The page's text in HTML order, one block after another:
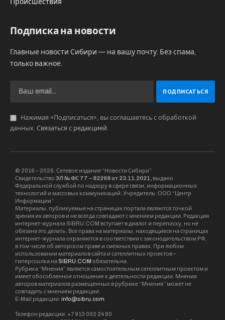
В Таджикистане проживает жена террориста
террористов и экстремистов
Росфинмониторинга), напавшего на “Крокус
Сити Холл” — она с четырьмя детьми (а на
подходе и пятый) осталась без семейной
поддержки.
Беременная супруга террориста не знала о
планах мужа устроить расправу над людьми.
находится в реанимации. Где сейчас ее четыре
ребенка — неизвестно.
Один из родственников Мирзоевых* заявил,
что вся семья отреклась от них после
случившегося.
Родные, у которых Мирзоев* нашел приют в
новосибирской квартире, осудили его
поступок и прокляли. Родители террориста
извинились за поступок сына в “Крокус Сите